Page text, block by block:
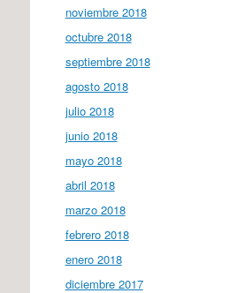
noviembre 2018
octubre 2018
septiembre 2018
agosto 2018
julio 2018
junio 2018
mayo 2018
abril 2018
marzo 2018
febrero 2018
enero 2018
diciembre 2017